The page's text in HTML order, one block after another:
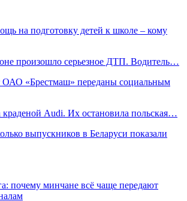
на подготовку детей к школе – кому
произошло серьезное ДТП. Водитель…
ОАО «Брестмаш» переданы социальным
краденой Audi. Их остановила польская…
выпускников в Беларуси показали
почему минчане всё чаще передают